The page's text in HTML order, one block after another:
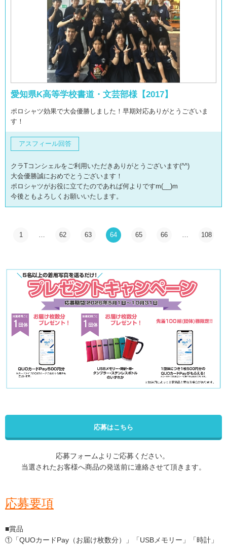
愛知県K高等学校書道・文芸部様【2017】
ポロシャツ効果で大会優勝しました！早期対応ありがとうございま
す！
アスフィール回答
クラTコンシェルをご利用いただきありがとうございます(^^)
大会優勝誠におめでとうございます！
ポロシャツがお役に立てたのであれば何よりですm(__)m
今後ともよろしくお願いいたします。
1 … 62 63 64 65 66 … 108
応募はこちら
応募フォームよりご応募ください。
当選されたお客様へ商品の発送前に連絡させて頂きます。
応募要項
■賞品
①「QUOカードPay（お届け枚数分）」「USBメモリー」「時計」